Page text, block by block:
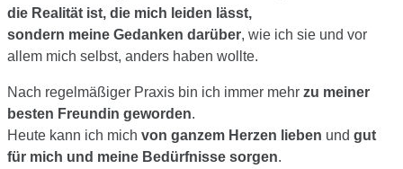
die Realität ist, die mich leiden lässt,
sondern meine Gedanken darüber, wie ich sie und vor
allem mich selbst, anders haben wollte.
Nach regelmäßiger Praxis bin ich immer mehr zu meiner
besten Freundin geworden.
Heute kann ich mich von ganzem Herzen lieben und gut
für mich und meine Bedürfnisse sorgen.